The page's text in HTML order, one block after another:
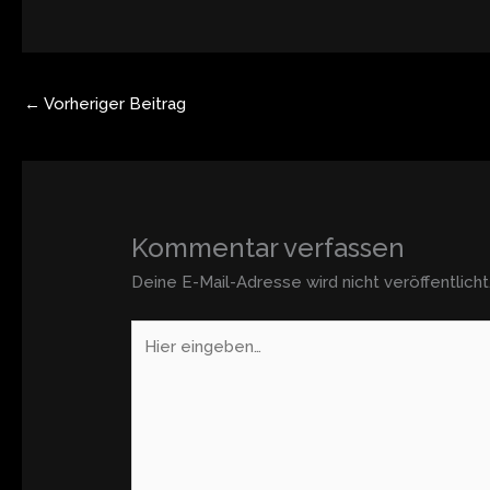
← Vorheriger Beitrag
Kommentar verfassen
Deine E-Mail-Adresse wird nicht veröffentlicht.
eingeben…